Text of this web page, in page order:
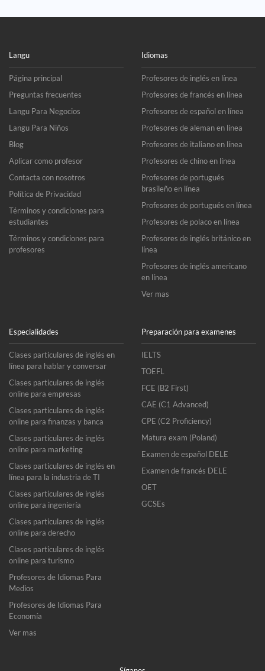
Langu
Página principal
Preguntas frecuentes
Langu Para Negocios
Langu Para Niños
Blog
Aplicar como profesor
Contacta con nosotros
Política de Privacidad
Términos y condiciones para
estudiantes
Términos y condiciones para
profesores
Idiomas
Profesores de inglés en línea
Profesores de francés en línea
Profesores de español en línea
Profesores de aleman en línea
Profesores de italiano en línea
Profesores de chino en línea
Profesores de portugués
brasileño en línea
Profesores de portugués en línea
Profesores de polaco en línea
Profesores de inglés británico en
línea
Profesores de inglés americano
en línea
Ver mas
Especialidades
Clases particulares de inglés en
línea para hablar y conversar
Clases particulares de inglés
online para empresas
Clases particulares de inglés
online para finanzas y banca
Clases particulares de inglés
online para marketing
Clases particulares de inglés en
línea para la industria de TI
Clases particulares de inglés
online para ingeniería
Clases particulares de inglés
online para derecho
Clases particulares de inglés
online para turismo
Profesores de Idiomas Para
Medios
Profesores de Idiomas Para
Economía
Ver mas
Preparación para examenes
IELTS
TOEFL
FCE (B2 First)
CAE (C1 Advanced)
CPE (C2 Proficiency)
Matura exam (Poland)
Examen de español DELE
Examen de francés DELE
OET
GCSEs